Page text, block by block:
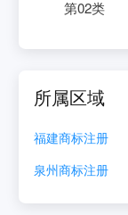
第02类
所属区域
福建商标注册
泉州商标注册